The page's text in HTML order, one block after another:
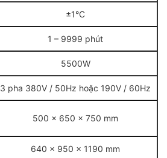
±1°C
1 – 9999 phút
5500W
3 pha 380V / 50Hz hoặc 190V / 60Hz
500 x 650 x 750 mm
640 x 950 x 1190 mm